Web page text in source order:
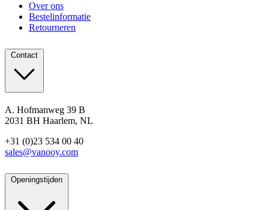
Over ons
Bestelinformatie
Retourneren
Contact
A. Hofmanweg 39 B
2031 BH Haarlem, NL
+31 (0)23 534 00 40
sales@vanooy.com
Openingstijden